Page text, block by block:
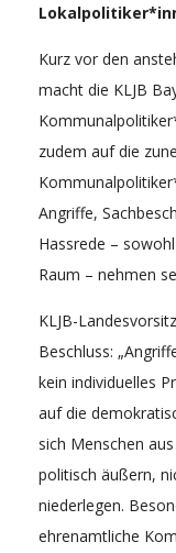
Kurz vor den
macht die KLJB
zudem auf die
Angriffe,
Hassrede –
Raum – nehmen
KLJB-
Beschluss:
kein individuelles
auf die
sich Menschen
politisch äußern,
niederlegen.
ehrenamtliche